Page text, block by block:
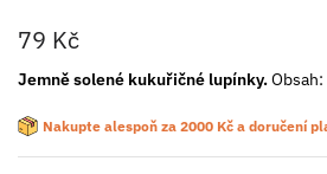
79 Kč
Jemně solené kukuřičné lupínky.
Nakupte alespoň za 2000 Kč a doručení